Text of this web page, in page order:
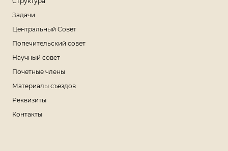
Задачи
Центральный Совет
Попечительский совет
Научный совет
Почетные члены
Материалы съездов
Реквизиты
Контакты